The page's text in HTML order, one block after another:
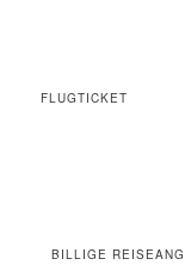
FLUGTICKET
BILLIGE